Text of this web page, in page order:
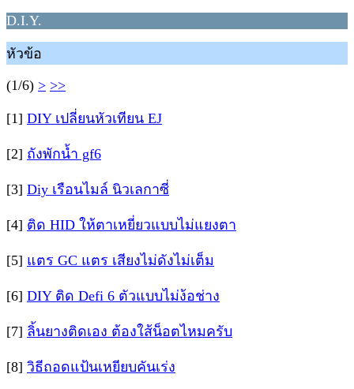
D.I.Y.
หัวข้อ
(1/6) > >>
[1] DIY เปลี่ยนหัวเทียน EJ
[2] ถังพักน้ำ gf6
[3] Diy เรือนไมล์ นิวเลกาซี่
[4] ติด HID ให้ตาเหยี่ยวแบบไม่แยงตา
[5] แตร GC แตร เสียงไม่ดังไม่เต็ม
[6] DIY ติด Defi 6 ตัวแบบไม่ง้อช่าง
[7] ลิ้นยางติดเอง ต้องใส้น็อตไหมครับ
[8] วิธีถอดแป้นเหยียบคันเร่ง